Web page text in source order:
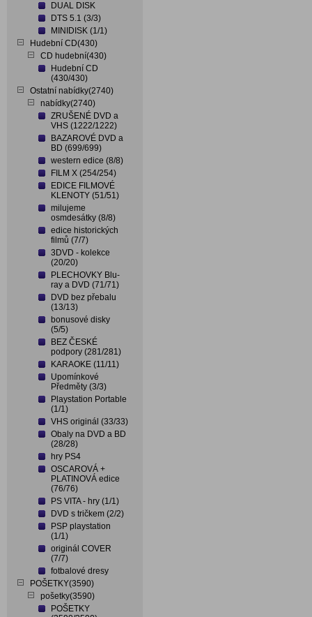
DUAL DISK
DTS 5.1 (3/3)
MINIDISK (1/1)
Hudební CD(430)
CD hudební(430)
Hudební CD
(430/430)
Ostatní nabídky(2740)
nabídky(2740)
ZRUŠENÉ DVD a
VHS (1222/1222)
BAZAROVÉ DVD a
BD (699/699)
western edice (8/8)
FILM X (254/254)
EDICE FILMOVÉ
KLENOTY (51/51)
milujeme
osmdesátky (8/8)
edice historických
filmů (7/7)
3DVD - kolekce
(20/20)
PLECHOVKY Blu-
ray a DVD (71/71)
DVD bez přebalu
(13/13)
bonusové disky
(5/5)
BEZ ČESKÉ
podpory (281/281)
KARAOKE (11/11)
Upomínkové
Předměty (3/3)
Playstation Portable
(1/1)
VHS originál (33/33)
Obaly na DVD a BD
(28/28)
hry PS4
OSCAROVÁ +
PLATINOVÁ edice
(76/76)
PS VITA - hry (1/1)
DVD s tričkem (2/2)
PSP playstation
(1/1)
originál COVER
(7/7)
fotbalové dresy
POŠETKY(3590)
pošetky(3590)
POŠETKY